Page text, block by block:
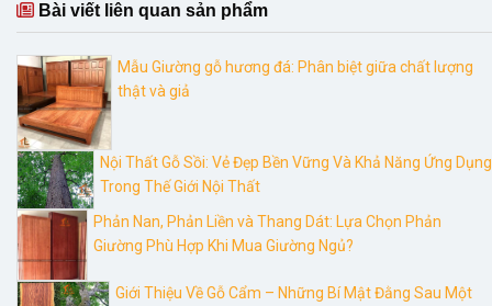
Bài viết liên quan sản phẩm
Mẫu Giường gỗ hương đá: Phân biệt giữa chất lượng
thật và giả
Nội Thất Gỗ Sồi: Vẻ Đẹp Bền Vững Và Khả Năng Ứng Dụng
Trong Thế Giới Nội Thất
Phản Nan, Phản Liền và Thang Dát: Lựa Chọn Phản
Giường Phù Hợp Khi Mua Giường Ngủ?
Giới Thiệu Về Gỗ Cẩm – Những Bí Mật Đằng Sau Một